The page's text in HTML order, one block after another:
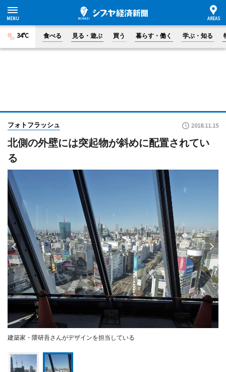
34°C 食べる 見る・遊ぶ 買う 暮らす・働く 学ぶ・知る
フォトフラッシュ 2018.11.15
北側の外壁には突起物が斜めに配置されてい
る
建築家・隈研吾さんがデザインを担当している